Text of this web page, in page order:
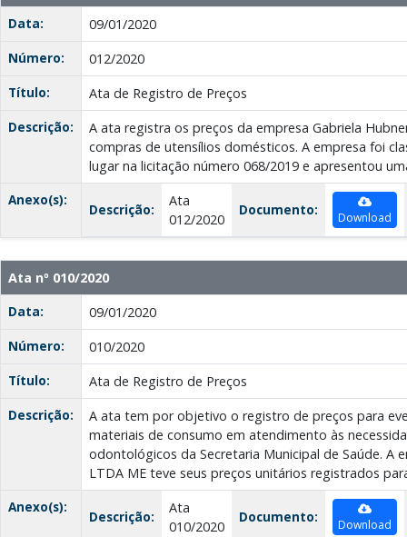
Data:
09/01/2020
Número:
012/2020
Título:
Ata de Registro de Preços
Descrição:
A ata registra os preços da empresa Gabriela
compras de utensílios domésticos. A empresa foi
lugar na licitação número 068/2019 e apresentou
Anexo(s):
Descrição:
Ata
012/2020
Documento: Download
Ata nº 010/2020
Data:
09/01/2020
Número:
010/2020
Título:
Ata de Registro de Preços
Descrição:
A ata tem por objetivo o registro de preços para
materiais de consumo em atendimento às
odontológicos da Secretaria Municipal de Saúde. A
LTDA ME teve seus preços unitários registrados
Anexo(s):
Descrição:
Ata
010/2020
Documento: Download